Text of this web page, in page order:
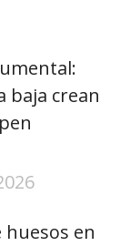
baja crean
en